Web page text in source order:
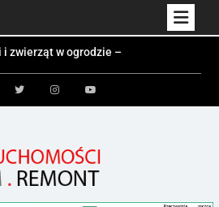
zwierząt w ogrodzie –
wybrać?
i kiedy się
– różnice i